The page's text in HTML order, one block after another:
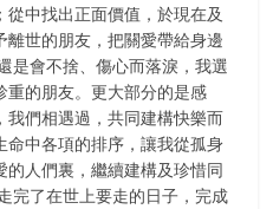
中找出正面價值，於現在及
世的朋友，把關愛帶給身邊
是會不捨、傷心而落淚，我選
重的朋友。更大部分的是感
們相遇過，共同建構快樂而
中各項的排序，讓我從孤身
人們裏，繼續建構及珍惜同
完了在世上要走的日子，完成